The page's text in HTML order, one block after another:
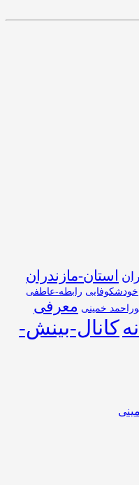
استان-مازندران
خودشکوفایی رابطه-عاطفی
خمینی معرفی
کانال-بینش-